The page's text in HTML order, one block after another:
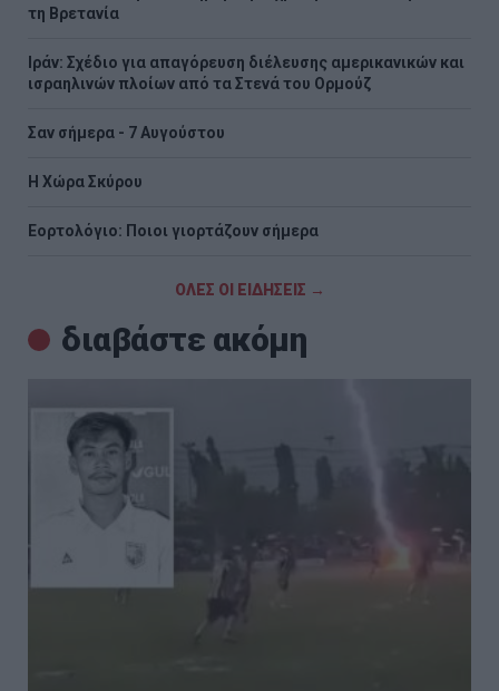
τη Βρετανία
Ιράν: Σχέδιο για απαγόρευση διέλευσης αμερικανικών και
ισραηλινών πλοίων από τα Στενά του Ορμούζ
Σαν σήμερα - 7 Αυγούστου
Η Χώρα Σκύρου
Εορτολόγιο: Ποιοι γιορτάζουν σήμερα
ΟΛΕΣ ΟΙ ΕΙΔΗΣΕΙΣ →
διαβάστε ακόμη